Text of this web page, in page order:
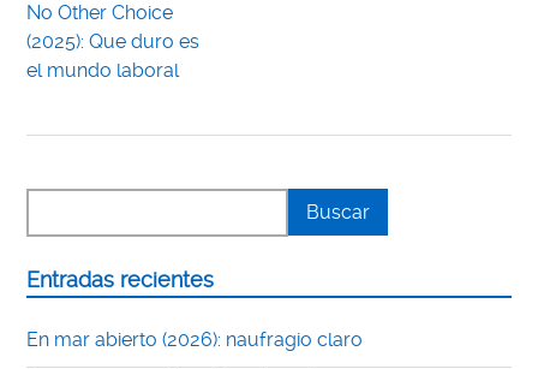
No Other Choice
(2025): Que duro es
el mundo laboral
Entradas recientes
En mar abierto (2026): naufragio claro